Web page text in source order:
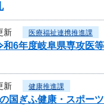
新 医療福祉連携推進課
和6年度岐阜県専攻医
新 健康推進課
国ぎふ健康・スポー